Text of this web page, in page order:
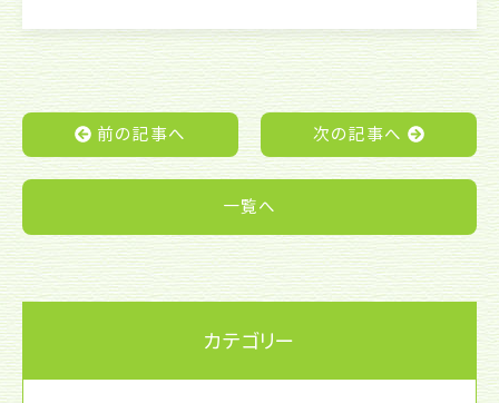
c
e
b
o
o
itt
er
e
前の記事へ 次の記事へ
一覧へ
カテゴリー